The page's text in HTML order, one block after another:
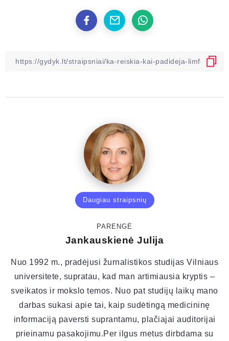
Daugiau straipsnių
PARENGĖ
Jankauskienė Julija
Nuo 1992 m., pradėjusi žurnalistikos studijas Vilniaus
universitete, supratau, kad man artimiausia kryptis –
sveikatos ir mokslo temos. Nuo pat studijų laikų mano
darbas sukasi apie tai, kaip sudėtingą medicininę
informaciją paversti suprantamu, plačiajai auditorijai
prieinamu pasakojimu.Per ilgus metus dirbdama su